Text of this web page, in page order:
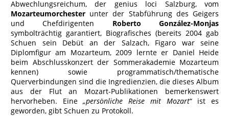
Abwechlungsreichum, der genius loci Salzburg, vom
Mozarteumorchester unter der Stabführung des Geigers
und Chefdirigenten Roberto González-Monjas
symbolträchtig garantiert, Biografisches (bereits 2004 gab
Schuen sein Debüt an der Salzach, Figaro war seine
Diplomfigur am Mozarteum, 2009 lernte er Daniel Heide
beim Abschlusskonzert der Sommerakademie Mozarteum
kennen) sowie programmatisch/thematische
Querverbindungen sind die Ingredienzien, die dieses Album
aus der Flut an Mozart-Publikationen bemerkenswert
hervorheben. Eine„persönliche Reise mit Mozart“ ist es
geworden, gibt Schuen zu Protokoll.